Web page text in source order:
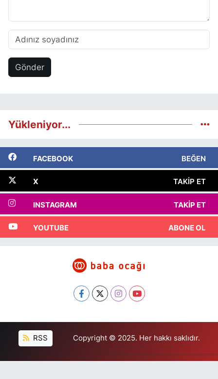
Gönder
Yükleniyor...
FACEBOOK BEĞEN
X TAKIP ET
INSTAGRAM TAKIP ET
YOUTUBE ABONE OL
RSS Copyright © 2025. Her hakkı saklıdır.